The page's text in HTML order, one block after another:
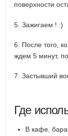
поверхности
5. Зажигаем ! :)
6. После того,
ждем 5 минут,
7. Застывший
Где
В кафе,